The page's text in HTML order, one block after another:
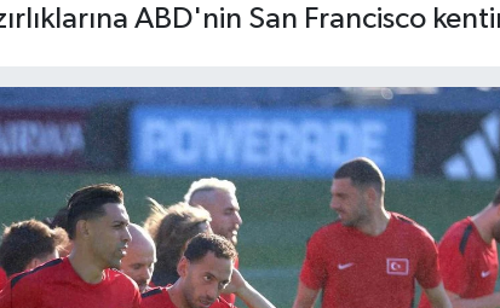
ABD'nin San Francisco